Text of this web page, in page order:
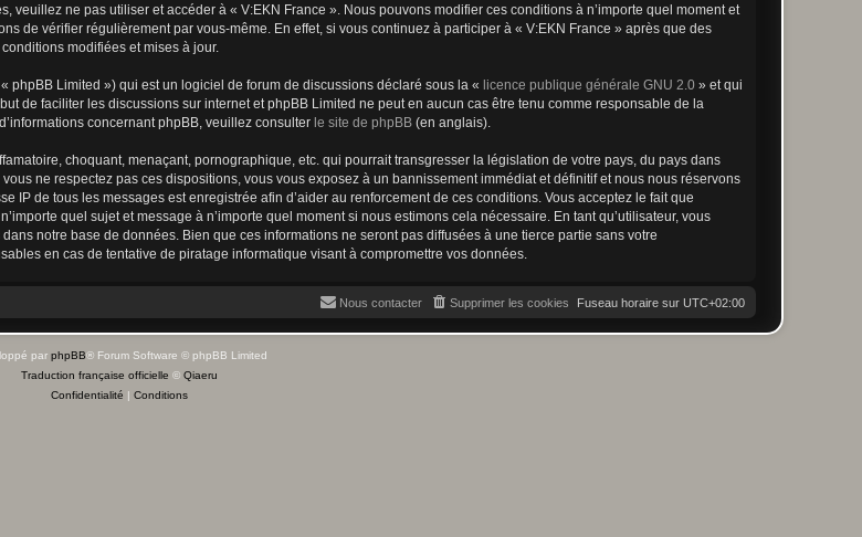
veuillez ne pas utiliser et accéder à « V:EKN France ». Nous pouvons modifier ces conditions à n’importe quel moment et
de vérifier régulièrement par vous-même. En effet, si vous continuez à participer à « V:EKN France » après que des
modifiées et mises à jour.
Limited ») qui est un logiciel de forum de discussions déclaré sous la « licence publique générale GNU 2.0 » et qui
de faciliter les discussions sur internet et phpBB Limited ne peut en aucun cas être tenu comme responsable de la
concernant phpBB, veuillez consulter le site de phpBB (en anglais).
choquant, menaçant, pornographique, etc. qui pourrait transgresser la législation de votre pays, du pays dans
ne respectez pas ces dispositions, vous vous exposez à un bannissement immédiat et définitif et nous nous réservons
IP de tous les messages est enregistrée afin d’aider au renforcement de ces conditions. Vous acceptez le fait que
quel sujet et message à n’importe quel moment si nous estimons cela nécessaire. En tant qu’utilisateur, vous
notre base de données. Bien que ces informations ne seront pas diffusées à une tierce partie sans votre
en cas de tentative de piratage informatique visant à compromettre vos données.
Fuseau horaire sur UTC+02:00
Supprimer les cookies
Nous contacter
par phpBB® Forum Software © phpBB Limited
Traduction française officielle © Qiaeru
Confidentialité | Conditions